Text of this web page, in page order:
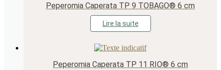
Peperomia Caperata TP 9 TOBAGO® 6 cm
Lire la suite
Peperomia Caperata TP 11 RIO® 6 cm